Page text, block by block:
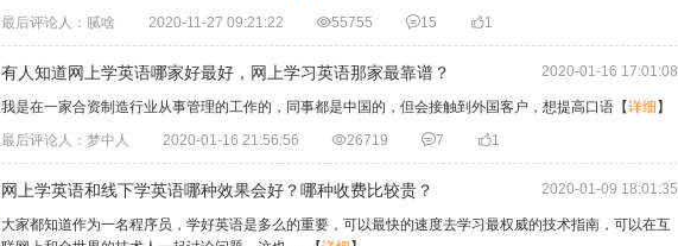
最后评论人：腻啥
2020-11-27 09:21:22 55755 15 1
有人知道网上学英语哪家好最好，网上学习英语那家最靠谱？ 2020-01-16 17:01:08
我是在一家合资制造行业从事管理的工作的，同事都是中国的，但会接触到外国客户，想提高口语 【详细 】
最后评论人：梦中人
2020-01-16 21:56:56 26719 7 1
网上学英语和线下学英语哪种效果会好？哪种收费比较贵？ 2020-01-09 18:01:35
大家都知道作为一名程序员，学好英语是多么的重要，可以最快的速度去学习最权威的技术指南，可以在互